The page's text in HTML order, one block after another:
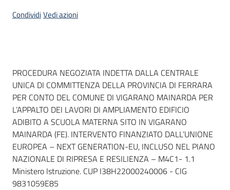
Seguici
su
CondividiVedi azioni
Dati del bando
PROCEDURA NEGOZIATA INDETTA DALLA CENTRALE
UNICA DI COMMITTENZA DELLA PROVINCIA DI FERRARA
PER CONTO DEL COMUNE DI VIGARANO MAINARDA PER
L’APPALTO DEI LAVORI DI AMPLIAMENTO EDIFICIO
ADIBITO A SCUOLA MATERNA SITO IN VIGARANO
MAINARDA (FE). INTERVENTO FINANZIATO DALL’UNIONE
EUROPEA – NEXT GENERATION-EU, INCLUSO NEL PIANO
NAZIONALE DI RIPRESA E RESILIENZA – M4C1- 1.1
Ministero Istruzione. CUP I38H22000240006 - CIG
9831059E85